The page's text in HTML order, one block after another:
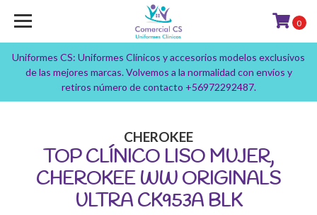
Uniformes CS: Uniformes Clínicos y accesorios modelos exclusivos
de las mejores marcas. Volvemos a la normalidad con envíos y
retiros número de contacto +56972292487.
0
CHEROKEE
TOP CLÍNICO LISO MUJER,
CHEROKEE WW ORIGINALS
ULTRA CK953A BLK